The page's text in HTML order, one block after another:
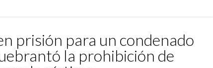
prisión para un condenado
la prohibición de